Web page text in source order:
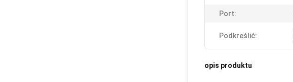
Port:
Podkreślić:
opis produktu